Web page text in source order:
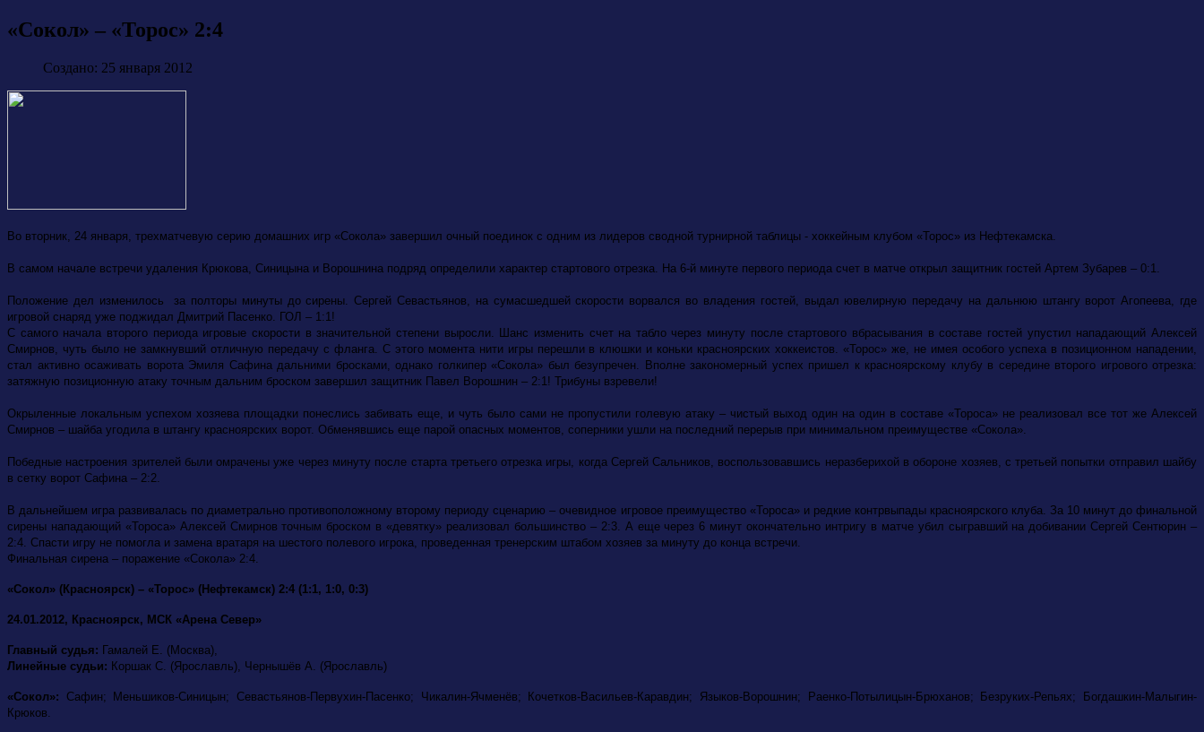
«Сокол» – «Торос» 2:4
Создано: 25 января 2012
Во вторник, 24 января, трехматчевую серию домашних игр «Сокола» завершил очный поединок с одним из лидеров сводной турнирной таблицы - хоккейным клубом «Торос» из Нефтекамска.
В самом начале встречи удаления Крюкова, Синицына и Ворошнина подряд определили характер стартового отрезка. На 6-й минуте первого периода счет в матче открыл защитник гостей Артем Зубарев – 0:1.
Положение дел изменилось за полторы минуты до сирены. Сергей Севастьянов, на сумасшедшей скорости ворвался во владения гостей, выдал ювелирную передачу на дальнюю штангу ворот Агопеева, где
игровой снаряд уже поджидал Дмитрий Пасенко. ГОЛ – 1:1!
С самого начала второго периода игровые скорости в значительной степени выросли. Шанс изменить счет на табло через минуту после стартового вбрасывания в составе гостей упустил нападающий Алексей
Смирнов, чуть было не замкнувший отличную передачу с фланга. С этого момента нити игры перешли в клюшки и коньки красноярских хоккеистов. «Торос» же, не имея особого успеха в позиционном нападении,
стал активно осаживать ворота Эмиля Сафина дальними бросками, однако голкипер «Сокола» был безупречен. Вполне закономерный успех пришел к красноярскому клубу в середине второго игрового отрезка:
затяжную позиционную атаку точным дальним броском завершил защитник Павел Ворошнин – 2:1! Трибуны взревели!
Окрыленные локальным успехом хозяева площадки понеслись забивать еще, и чуть было сами не пропустили голевую атаку – чистый выход один на один в составе «Тороса» не реализовал все тот же Алексей
Смирнов – шайба угодила в штангу красноярских ворот. Обменявшись еще парой опасных моментов, соперники ушли на последний перерыв при минимальном преимуществе «Сокола».
Победные настроения зрителей были омрачены уже через минуту после старта третьего отрезка игры, когда Сергей Сальников, воспользовавшись неразберихой в обороне хозяев, с третьей попытки отправил шайбу
в сетку ворот Сафина – 2:2.
В дальнейшем игра развивалась по диаметрально противоположному второму периоду сценарию – очевидное игровое преимущество «Тороса» и редкие контрвыпады красноярского клуба. За 10 минут до финальной
сирены нападающий «Тороса» Алексей Смирнов точным броском в «девятку» реализовал большинство – 2:3. А еще через 6 минут окончательно интригу в матче убил сыгравший на добивании Сергей Сентюрин –
2:4. Спасти игру не помогла и замена вратаря на шестого полевого игрока, проведенная тренерским штабом хозяев за минуту до конца встречи.
Финальная сирена – поражение «Сокола» 2:4.
«Сокол» (Красноярск) – «Торос» (Нефтекамск) 2:4 (1:1, 1:0, 0:3)
24.01.2012, Красноярск, МСК «Арена Север»
Главный судья: Гамалей Е. (Москва),
Линейные судьи: Коршак С. (Ярославль), Чернышёв А. (Ярославль)
«Сокол»: Сафин; Меньшиков-Синицын; Севастьянов-Первухин-Пасенко; Чикалин-Ячменёв; Кочетков-Васильев-Каравдин; Языков-Ворошнин; Раенко-Потылицын-Брюханов; Безруких-Репьях; Богдашкин-Малыгин-
Крюков.